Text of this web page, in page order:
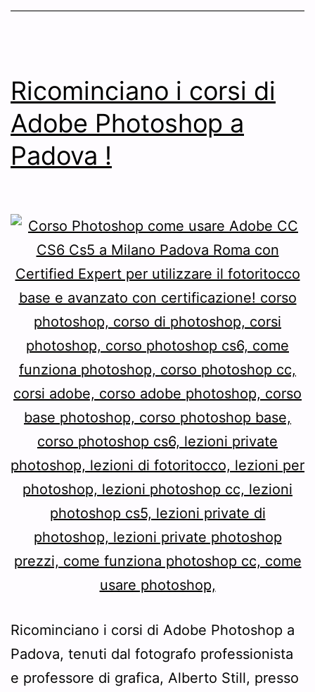
Ricominciano i corsi di
Adobe Photoshop a
Padova !
Ricominciano i corsi di Adobe Photoshop a
Padova, tenuti dal fotografo professionista
e professore di grafica, Alberto Still, presso